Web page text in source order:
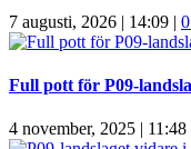
7 augusti, 2026 | 14:09 |
Full pott för P09-
4 november, 2025 | 11:48